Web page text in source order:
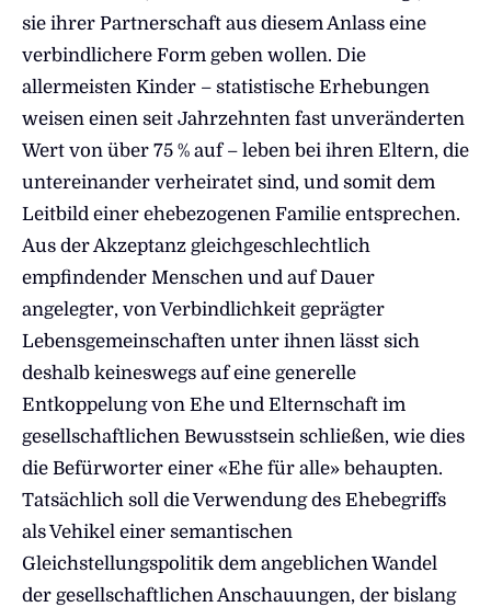
sie ihrer Partnerschaft aus diesem Anlass eine
verbindlichere Form geben wollen. Die
allermeisten Kinder – statistische Erhebungen
weisen einen seit Jahrzehnten fast unveränderten
Wert von über 75 % auf – leben bei ihren Eltern, die
untereinander verheiratet sind, und somit dem
Leitbild einer ehebezogenen Familie entsprechen.
Aus der Akzeptanz gleichgeschlechtlich
empfindender Menschen und auf Dauer
angelegter, von Verbindlichkeit geprägter
Lebensgemeinschaften unter ihnen lässt sich
deshalb keineswegs auf eine generelle
Entkoppelung von Ehe und Elternschaft im
gesellschaftlichen Bewusstsein schließen, wie dies
die Befürworter einer «Ehe für alle» behaupten.
Tatsächlich soll die Verwendung des Ehebegriffs
als Vehikel einer semantischen
Gleichstellungspolitik dem angeblichen Wandel
der gesellschaftlichen Anschauungen, der bislang